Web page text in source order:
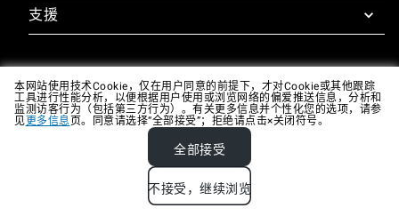
Design Lounge
下载
设计画廊
超级蒸烤体验
支援
技术支持
联系方式
Company data Cookie policy
本网站使用技术Cookie，仅在用户同意的前提下，才对Cookie或其他跟踪
工具进行性能分析，以便根据用户使用或浏览网络的偏爱推送信息，分析和
监测访客行为（包括第三方行为）。有关更多信息并个性化您的选项，请参
见更多信息 页。同意请选择“全部接受”；拒绝请点击×关闭符号。
全部接受
不接受，继续浏览